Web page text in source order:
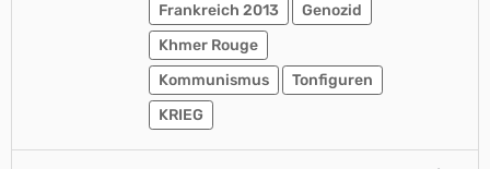
Frankreich 2013
Genozid
Khmer Rouge
Kommunismus
Tonfiguren
KRIEG